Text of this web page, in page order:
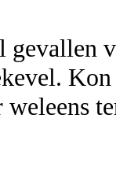
weleens